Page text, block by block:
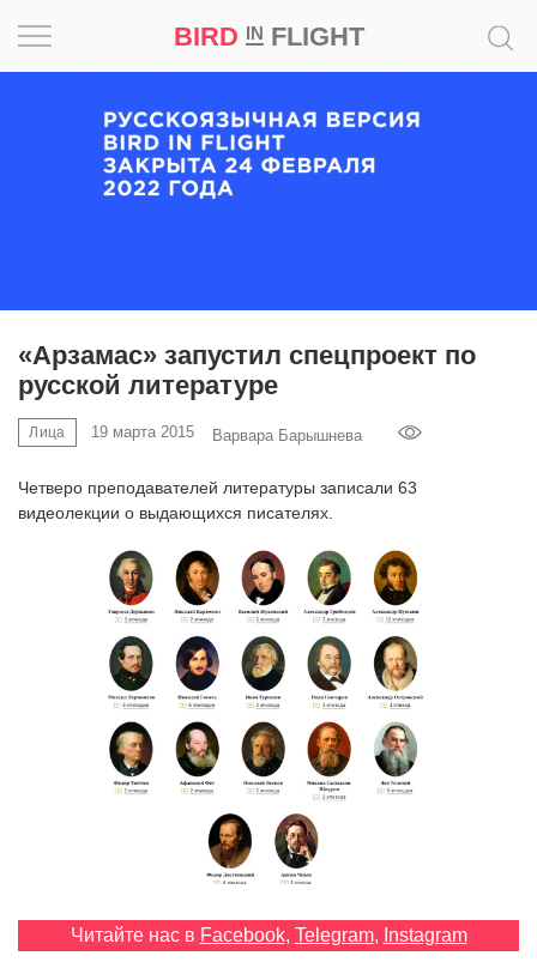
BIRD INFLIGHT
«Арзамас» запустил спецпроект по
русской литературе
Лица 19 марта 2015 Варвара Барышнева
Четверо преподавателей литературы записали 63
видеолекции о выдающихся писателях.
Читайте нас в Facebook, Telegram, Instagram